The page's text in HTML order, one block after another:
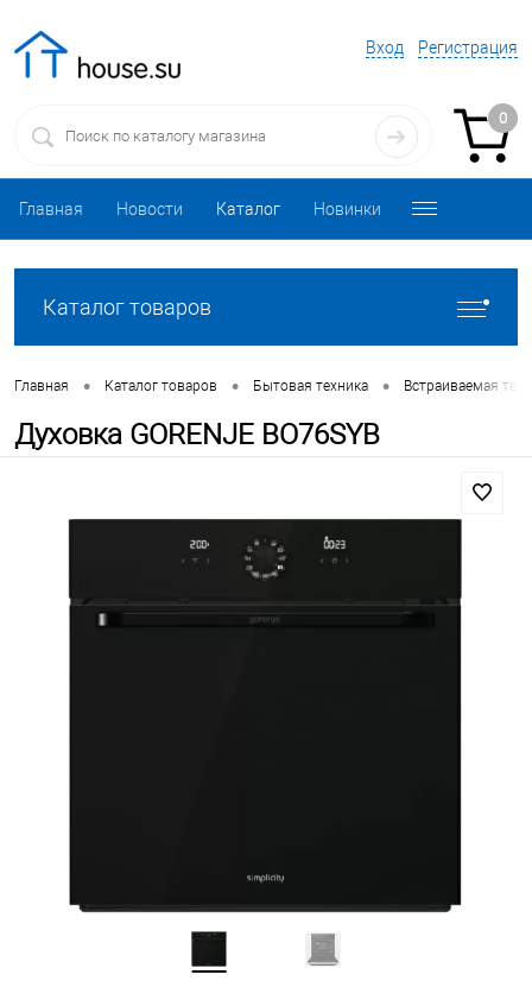
Вход Регистрация
0
Главная Новости Каталог Новинки
Каталог товаров
Главная • Каталог товаров • Бытовая техника • Встраиваемая
Духовка GORENJE BO76SYB